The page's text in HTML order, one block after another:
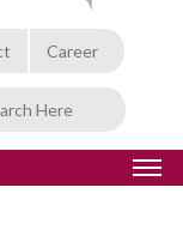
Career
Here